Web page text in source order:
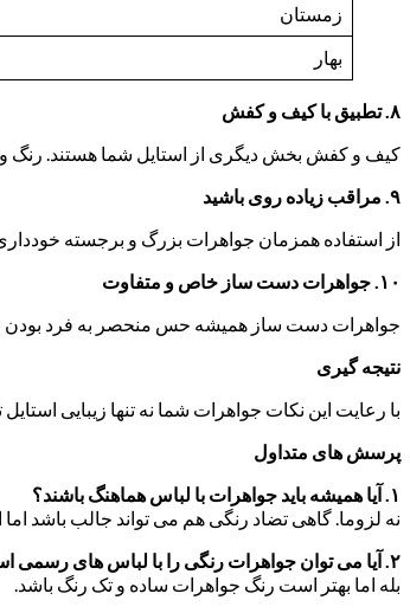
زمستان
بهار
۸.تطبیق با کیف و کفش
کیف و کفش بخش دیگری از استایل شما هستند. رنگ و
۹. مراقب زیاده روی باشید
از استفاده همزمان جواهرات بزرگ و برجسته
۱۰.جواهرات دست ساز خاص و متفاوت
جواهرات دست ساز همیشه حس منحصر به فرد بودن
نتیجه گیری
با رعایت این نکات جواهرات شما نه تنها زیبایی
پرسش های متداول
۱.آیا همیشه باید جواهرات با لباس هماهنگ باشند؟
نه لزوما. گاهی تضاد رنگی هم می تواند جالب باشد اما
۲.آیا می توان جواهرات رنگی را با لباس های رسمی
بله اما بهتر است رنگ جواهرات ساده و تک رنگ باشد.